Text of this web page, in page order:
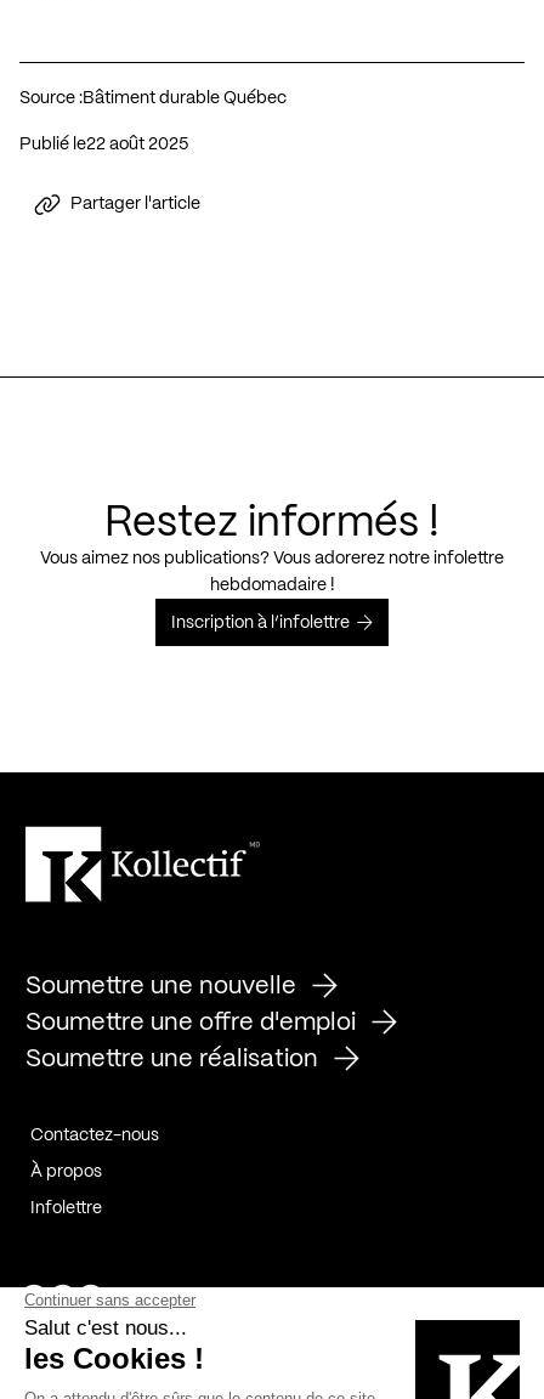
Source :Bâtiment durable Québec
Publié le 22 août 2025
Partager l'article
Restez informés !
Vous aimez nos publications? Vous adorerez notre infolettre
hebdomadaire !
Inscription à l’infolettre
Soumettre une nouvelle
Soumettre une offre d'emploi
Soumettre une réalisation
Contactez-nous
À propos
Infolettre
Page Facebook de Kollectif
Page Instagram de Kollectif
Page Linkedin de Kollectif